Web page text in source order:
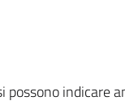
possono indicare